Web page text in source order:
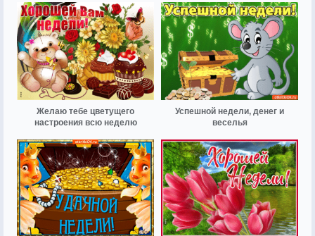
Желаю тебе цветущего
настроения всю неделю
Успешной недели, денег и
веселья